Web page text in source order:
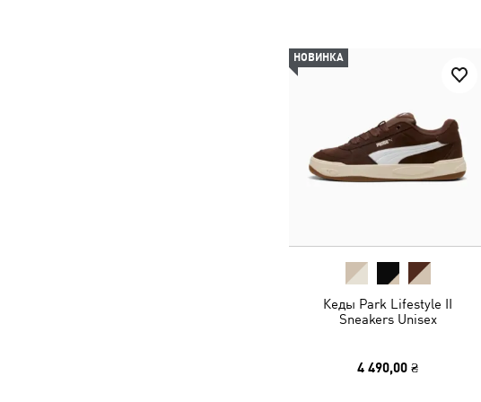
НОВИНКА
Кеды Park Lifestyle II
Sneakers Unisex
4 490,00 ₴